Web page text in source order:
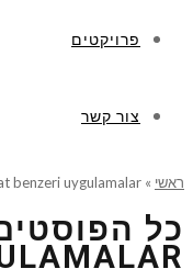
פרויקטים
צור קשר
ראשי »
benzeri uygulamalar
כל